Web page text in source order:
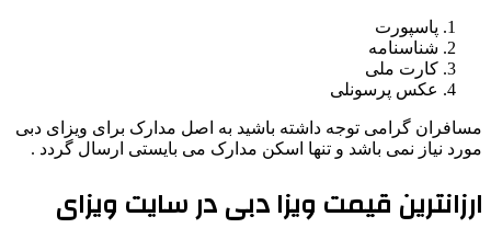
پاسپورت
شناسنامه
کارت ملی
عکس پرسونلی
مسافران گرامی توجه داشته باشید به اصل مدارک برای ویزای دبی
مورد نیاز نمی باشد و تنها اسکن مدارک می بایستی ارسال گردد .
ارزانترین قیمت ویزا دبی در سایت ویزای